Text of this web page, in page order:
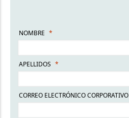
NOMBRE
APELLIDOS
CORREO ELECTRÓNICO CORPORATIVO